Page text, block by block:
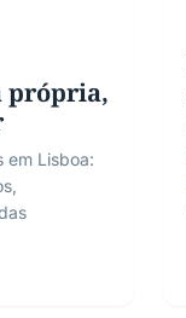
própria,
em Lisboa: